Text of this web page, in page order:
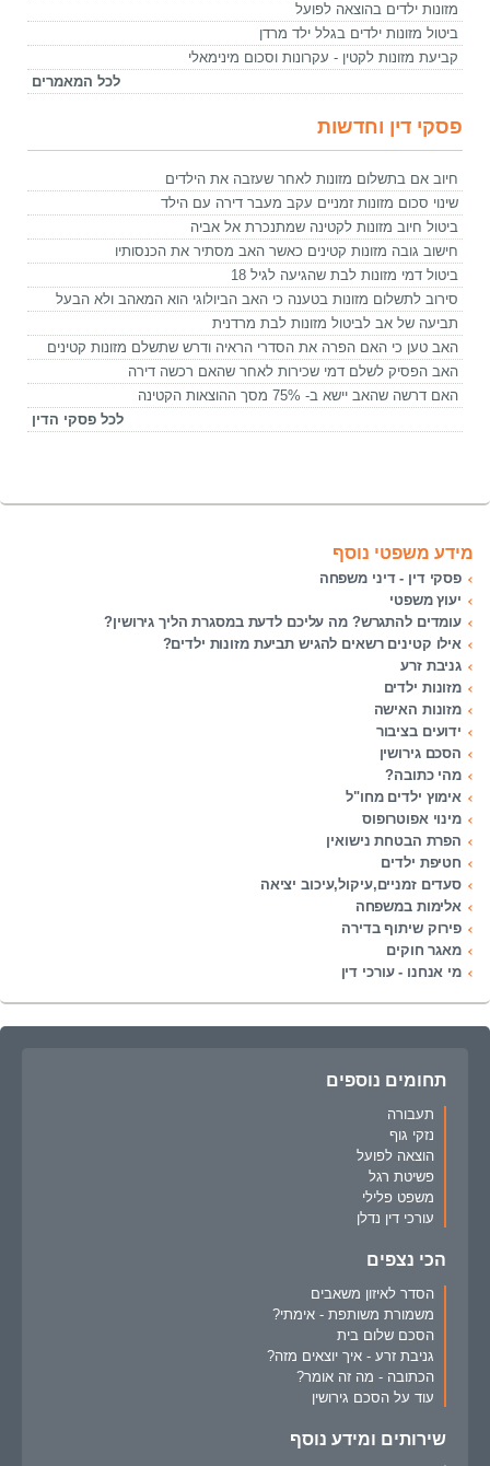
מזונות ילדים בהוצאה לפועל
ביטול מזונות ילדים בגלל ילד מרדן
קביעת מזונות לקטין - עקרונות וסכום מינימאלי
לכל המאמרים
פסקי דין וחדשות
חיוב אם בתשלום מזונות לאחר שעזבה את הילדים
שינוי סכום מזונות זמניים עקב מעבר דירה עם הילד
ביטול חיוב מזונות לקטינה שמתנכרת אל אביה
חישוב גובה מזונות קטינים כאשר האב מסתיר את הכנסותיו
ביטול דמי מזונות לבת שהגיעה לגיל 18
סירוב לתשלום מזונות בטענה כי האב הביולוגי הוא המאהב ולא הבעל
תביעה של אב לביטול מזונות לבת מרדנית
האב טען כי האם הפרה את הסדרי הראיה ודרש שתשלם מזונות קטינים
האב הפסיק לשלם דמי שכירות לאחר שהאם רכשה דירה
האם דרשה שהאב יישא ב- 75% מסך ההוצאות הקטינה
לכל פסקי הדין
מידע משפטי נוסף
פסקי דין - דיני משפחה
יעוץ משפטי
עומדים להתגרש? מה עליכם לדעת במסגרת הליך גירושין?
אילו קטינים רשאים להגיש תביעת מזונות ילדים?
גניבת זרע
מזונות ילדים
מזונות האישה
ידועים בציבור
הסכם גירושין
מהי כתובה?
אימוץ ילדים מחו"ל
מינוי אפוטרופוס
הפרת הבטחת נישואין
חטיפת ילדים
סעדים זמניים,עיקול,עיכוב יציאה
אלימות במשפחה
פירוק שיתוף בדירה
מאגר חוקים
מי אנחנו - עורכי דין
תחומים נוספים
תעבורה
נזקי גוף
הוצאה לפועל
פשיטת רגל
משפט פלילי
עורכי דין נדלן
הכי נצפים
הסדר לאיזון משאבים
משמורת משותפת - אימתי?
הסכם שלום בית
גניבת זרע - איך יוצאים מזה?
הכתובה - מה זה אומר?
עוד על הסכם גירושין
שירותים ומידע נוסף